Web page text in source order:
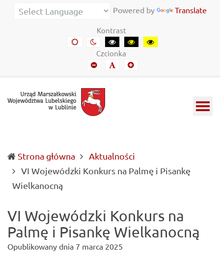
Urząd
Informacje
Lubelszczyźnie
Powered by Translate
Kontrast
Domyślny
kontrast
Kontrast
nocny
Kontrast
czarny-
biały
Kontrast
czarny-
Kontrast
żółto-
Czcionka
Mniejszy
font
Domyślny
font
Mniejszy
Strona główna
Aktualności
VI Wojewódzki Konkurs na Palmę i Pisankę
Wielkanocną
VI Wojewódzki Konkurs na
Palmę i Pisankę Wielkanocną
Opublikowany dnia 7 marca 2025